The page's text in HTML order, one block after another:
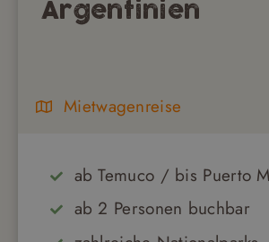
Argentinien
Mietwagenreise
ab Temuco / bis Puerto
ab 2 Personen buchbar